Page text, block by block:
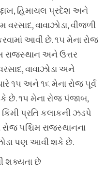
હિમાચલ પ્રદેશ અને
વાવાઝોડા, વીજળી
આવી છે. ૧૫ મેના રોજ
રાજસ્થાન અને ઉત્તર
વાવાઝોડા અને
૧૫ અને ૧૬ મેના રોજ પૂર્વ
છે. ૧૫ મેના રોજ પંજાબ,
પ્રતિ કલાકની ઝડપે
પશ્ચિમ રાજસ્થાનના
પણ આવી શકે છે.
શક્યતા છે